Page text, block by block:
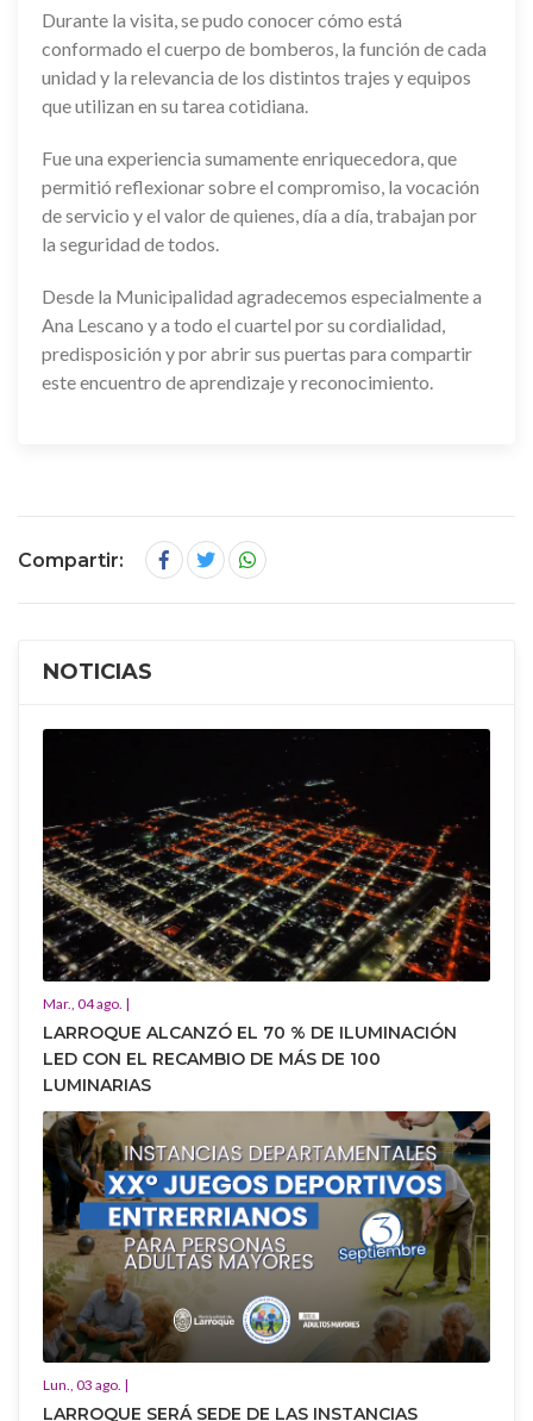
Durante la visita, se pudo conocer cómo está
conformado el cuerpo de bomberos, la función de cada
unidad y la relevancia de los distintos trajes y equipos
que utilizan en su tarea cotidiana.
Fue una experiencia sumamente enriquecedora, que
permitió reflexionar sobre el compromiso, la vocación
de servicio y el valor de quienes, día a día, trabajan por
la seguridad de todos.
Desde la Municipalidad agradecemos especialmente a
Ana Lescano y a todo el cuartel por su cordialidad,
predisposición y por abrir sus puertas para compartir
este encuentro de aprendizaje y reconocimiento.
Compartir:
NOTICIAS
Mar., 04 ago. |
LARROQUE ALCANZÓ EL 70 % DE ILUMINACIÓN
LED CON EL RECAMBIO DE MÁS DE 100
LUMINARIAS
Lun., 03 ago. |
LARROQUE SERÁ SEDE DE LAS INSTANCIAS